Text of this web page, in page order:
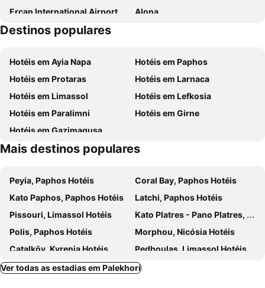
Ercan International Airport
Alona
Agios Theodoros Pitsilias
Zoopigi Village
Dimes
Potamitissa
Kyperounda Village
Imprisoned Graves
Alassa
Troodos Painted Churches
Green Monday
Agios Georgios Alamanos Beach
Ellinas
Bellapais Abbey
Destinos populares
Hotéis em Ayia Napa
Hotéis em Paphos
Hotéis em Protaras
Hotéis em Larnaca
Hotéis em Limassol
Hotéis em Lefkosia
Hotéis em Paralimni
Hotéis em Girne
Hotéis em Gazimagusa
Mais destinos populares
Peyia, Paphos Hotéis
Coral Bay, Paphos Hotéis
Kato Paphos, Paphos Hotéis
Latchi, Paphos Hotéis
Pissouri, Limassol Hotéis
Κato Platres - Pano Platres, Limassol Hotéis
Polis, Paphos Hotéis
Morphou, Nicósia Hotéis
Çatalköy, Kyrenia Hotéis
Pedhoulas, Limassol Hotéis
Ayios Seryios, Famagusta Hotéis
Kalavassos, Larnaca Hotéis
Ver todas as estadias em Palekhori